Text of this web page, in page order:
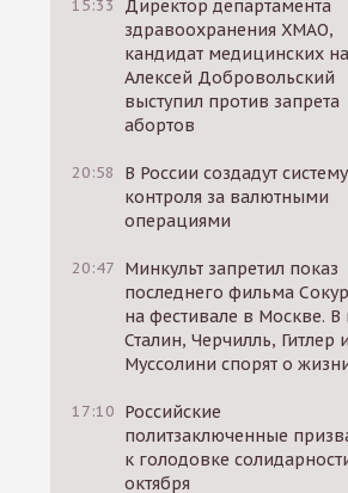
15:33
Директор департамента
здравоохранения ХМАО,
кандидат медицинских
Алексей Добровольский
выступил против запрета
абортов
20:58
В России создадут систему
контроля за валютными
операциями
20:47 Минкульт запретил показ
последнего фильма
на фестивале в Москве. В
Сталин, Черчилль, Гитлер и
Муссолини спорят о
17:10 Российские
политзаключенные
к голодовке
октября